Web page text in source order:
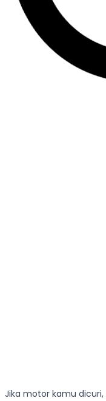
Jika motor kamu